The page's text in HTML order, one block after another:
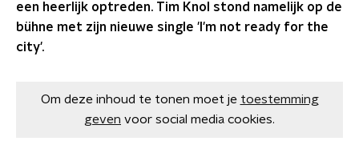
een heerlijk optreden. Tim Knol stond namelijk op de
bühne met zijn nieuwe single 'I'm not ready for the
city'.
Om deze inhoud te tonen moet je toestemming
geven voor social media cookies.